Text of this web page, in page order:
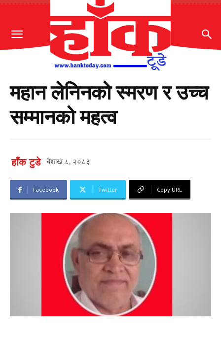
महान लेनिनको स्मरण र उच्च
सम्मानको महत्व
हाँक टुडे बैशाख ८, २०८३
Facebook Twitter Copy URL